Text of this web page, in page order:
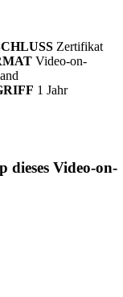
Zertifikat
Video-on-
1 Jahr
dieses Video-on-